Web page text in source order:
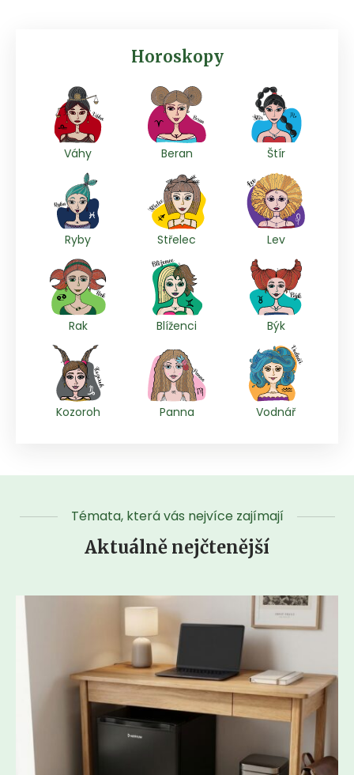
Horoskopy
Váhy Beran Štír
Ryby Střelec Lev
Rak Blíženci Býk
Kozoroh Panna Vodnář
Témata, která vás nejvíce zajímají
Aktuálně nejčtenější